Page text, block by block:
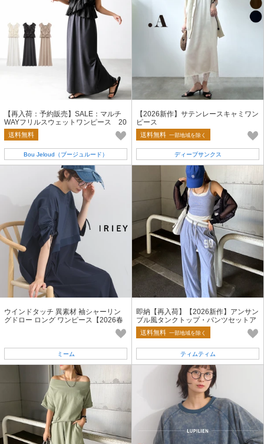
【再入荷：予約販売】SALE：マルチ
WAYフリルスウェットワンピース 20
26新作【一部予約】
送料無料
Bou Jeloud（ブージュルード）
【2026新作】サテンレースキャミワン
ピース
送料無料 一部地域を除く
ディープサンクス
ウインドタッチ 異素材 袖シャーリン
グドロー ロング ワンピース【2026春
ミーム
即納【再入荷】【2026新作】アンサン
ブル風タンクトップ・パンツセットア
ップ 上下セット 2点セット
送料無料 一部地域を除く
ティムティム